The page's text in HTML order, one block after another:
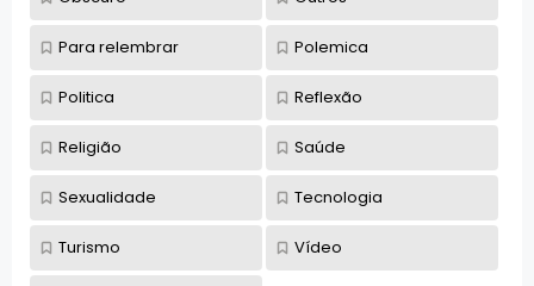
Para relembrar Polemica
Politica Reflexão
Religião Saúde
Sexualidade Tecnologia
Turismo Vídeo